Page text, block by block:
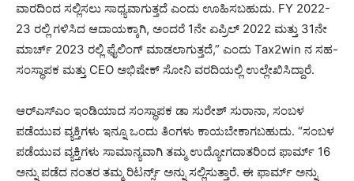
ವಾರದಿಂದ ಸಲ್ಲಿಸಲು ಸಾಧ್ಯವಾಗುತ್ತದೆ ಎಂದು ಊಹಿಸಬಹುದು. FY 2022-
23 ರಲ್ಲಿ ಗಳಿಸಿದ ಆದಾಯಕ್ಕಾಗಿ, ಅಂದರೆ 1ನೇ ಏಪ್ರಿಲ್ 2022 ಮತ್ತು 31ನೇ
ಮಾರ್ಚ್ 2023 ರಲ್ಲಿ ಫೈಲಿಂಗ್ ಮಾಡಲಾಗುತ್ತದೆ,” ಎಂದು Tax2win ನ ಸಹ-
ಸಂಸ್ಥಾಪಕ ಮತ್ತು CEO ಅಭಿಷೇಕ್ ಸೋನಿ ವರದಿಯಲ್ಲಿ ಉಲ್ಲೇಖಿಸಿದ್ದಾರೆ.
ಆರ್‌ಎಸ್‌ಎಂ ಇಂಡಿಯಾದ ಸಂಸ್ಥಾಪಕ ಡಾ ಸುರೇಶ್ ಸುರಾನಾ, ಸಂಬಳ
ಪಡೆಯುವ ವ್ಯಕ್ತಿಗಳು ಇನ್ನೂ ಒಂದು ತಿಂಗಳು ಕಾಯಬೇಕಾಗಬಹುದು. “ಸಂಬಳ
ಪಡೆಯುವ ವ್ಯಕ್ತಿಗಳು ಸಾಮಾನ್ಯವಾಗಿ ತಮ್ಮ ಉದ್ಯೋಗದಾತರಿಂದ ಫಾರ್ಮ್ 16
ಅನ್ನು ಪಡೆದ ನಂತರ ತಮ್ಮ ರಿಟರ್ನ್ಸ್ ಅನ್ನು ಸಲ್ಲಿಸುತ್ತಾರೆ. ಈ ಫಾರ್ಮ್ ಅನ್ನು